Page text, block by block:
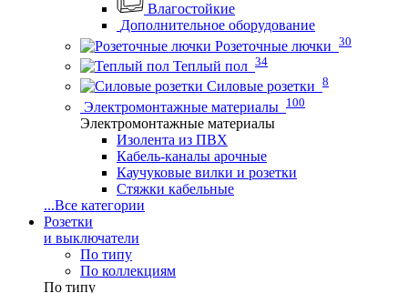
Влагостойкие
Дополнительное оборудование
Розеточные лючки 30
Теплый пол 34
Силовые розетки 8
Электромонтажные материалы 100
Электромонтажные материалы
Изолента из ПВХ
Кабель-каналы арочные
Каучуковые вилки и розетки
Стяжки кабельные
...Все категории
Розетки
и выключатели
По типу
По коллекциям
По типу